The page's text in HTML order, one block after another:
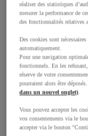
Consommation
réaliser des statistiques
mesurer la performance de
des fonctionnalités relatives
Des cookies sont
automatiquement.
Pour une navigation
fonctionnels. En les
réserve de votre
pourraient alors être
dans un nouvel onglet).
Vous pouvez accepter les
vos consentements via le
accepter via le bouton